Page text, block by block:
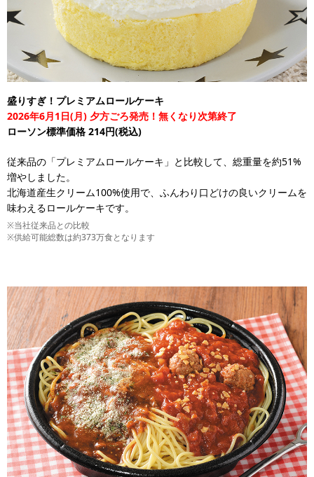
盛りすぎ！プレミアムロールケーキ
2026年6月1日(月) 夕方ごろ発売！無くなり次第終了
ローソン標準価格 214円(税込)
従来品の「プレミアムロールケーキ」と比較して、総重量を約51%
増やしました。
北海道産生クリーム100%使用で、ふんわり口どけの良いクリームを
味わえるロールケーキです。
※当社従来品との比較
※供給可能総数は約373万食となります